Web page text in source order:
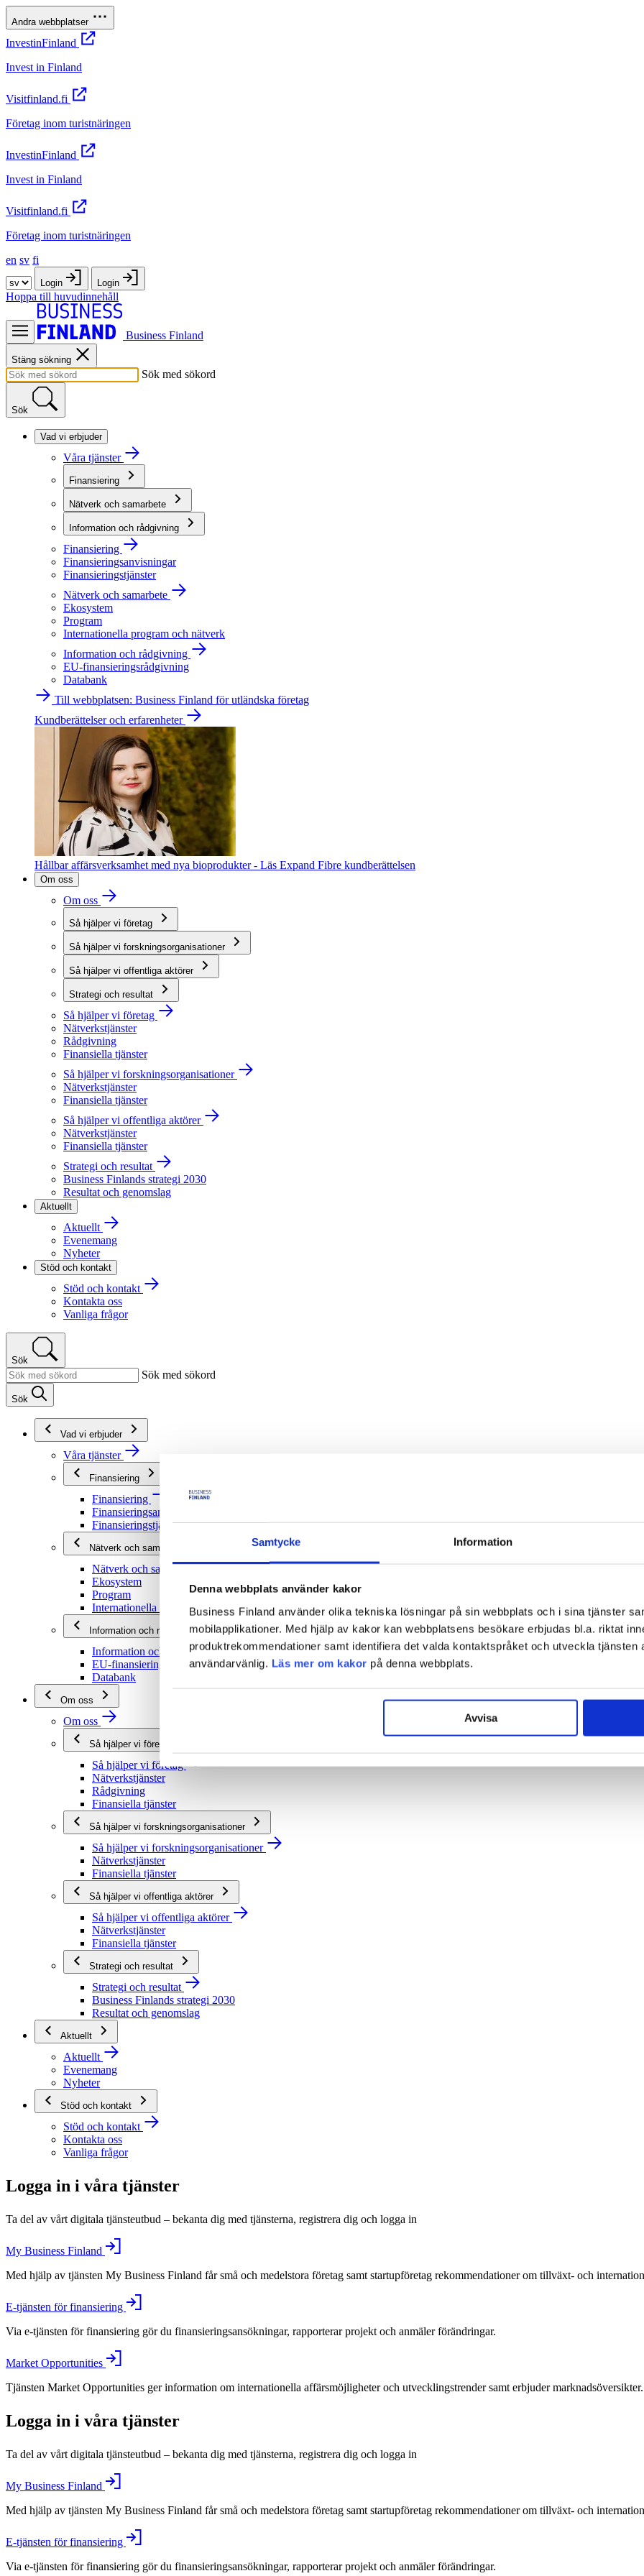
Samtycke Information
Denna webbplats använder kakor
Business Finland använder olika tekniska lösningar på sin webbplats och i sina tjänster
mobilapplikationer. Med hjälp av kakor kan webbplatsens besökare erbjudas bl.a. riktat
produktrekommendationer samt identifiera det valda kontaktspråket och utveckla tjänsten
användarvänlig. Läs mer om kakor på denna webbplats.
Avvisa
Andra webbplatser
InvestinFinland
Invest in Finland
Visitfinland.fi
Företag inom turistnäringen
InvestinFinland
Invest in Finland
Visitfinland.fi
Företag inom turistnäringen
en sv fi
Login Login
Hoppa till huvudinnehåll
Business Finland
Stäng sökning
Sök med sökord
Sök
Vad vi erbjuder
Våra tjänster
Finansiering
Nätverk och samarbete
Information och rådgivning
Finansiering
Finansieringsanvisningar
Finansieringstjänster
Nätverk och samarbete
Ekosystem
Program
Internationella program och nätverk
Information och rådgivning
EU-finansieringsrådgivning
Databank
Till webbplatsen: Business Finland för utländska företag
Kundberättelser och erfarenheter
Hållbar affärsverksamhet med nya bioprodukter - Läs Expand Fibre kundberättelsen
Om oss
Om oss
Så hjälper vi företag
Så hjälper vi forskningsorganisationer
Så hjälper vi offentliga aktörer
Strategi och resultat
Så hjälper vi företag
Nätverkstjänster
Rådgivning
Finansiella tjänster
Så hjälper vi forskningsorganisationer
Nätverkstjänster
Finansiella tjänster
Så hjälper vi offentliga aktörer
Nätverkstjänster
Finansiella tjänster
Strategi och resultat
Business Finlands strategi 2030
Resultat och genomslag
Aktuellt
Aktuellt
Evenemang
Nyheter
Stöd och kontakt
Stöd och kontakt
Kontakta oss
Vanliga frågor
Sök
Sök med sökord
Sök
Vad vi erbjuder
Våra tjänster
Finansiering
Finansiering
Finansieringsanvisningar
Finansieringstjänster
Nätverk och samarbete
Nätverk och samarbete
Ekosystem
Program
Internationella program och nätverk
Information och rådgivning
Information och rådgivning
EU-finansieringsrådgivning
Databank
Om oss
Om oss
Så hjälper vi företag
Så hjälper vi företag
Nätverkstjänster
Rådgivning
Finansiella tjänster
Så hjälper vi forskningsorganisationer
Så hjälper vi forskningsorganisationer
Nätverkstjänster
Finansiella tjänster
Så hjälper vi offentliga aktörer
Så hjälper vi offentliga aktörer
Nätverkstjänster
Finansiella tjänster
Strategi och resultat
Strategi och resultat
Business Finlands strategi 2030
Resultat och genomslag
Aktuellt
Aktuellt
Evenemang
Nyheter
Stöd och kontakt
Stöd och kontakt
Kontakta oss
Vanliga frågor
Logga in i våra tjänster
Ta del av vårt digitala tjänsteutbud – bekanta dig med tjänsterna, registrera dig och logga in
My Business Finland
Med hjälp av tjänsten My Business Finland får små och medelstora företag samt startupföretag rekommendationer om tillväxt- och
E-tjänsten för finansiering
Via e-tjänsten för finansiering gör du finansieringsansökningar, rapporterar projekt och anmäler förändringar.
Market Opportunities
Tjänsten Market Opportunities ger information om internationella affärsmöjligheter och utvecklingstrender samt erbjuder marknadsöversikter.
Logga in i våra tjänster
Ta del av vårt digitala tjänsteutbud – bekanta dig med tjänsterna, registrera dig och logga in
My Business Finland
Med hjälp av tjänsten My Business Finland får små och medelstora företag samt startupföretag rekommendationer om tillväxt- och
E-tjänsten för finansiering
Via e-tjänsten för finansiering gör du finansieringsansökningar, rapporterar projekt och anmäler förändringar.